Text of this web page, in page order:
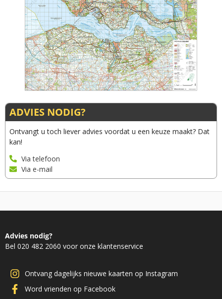
ADVIES NODIG?
Ontvangt u toch liever advies voordat u een keuze maakt? Dat
kan!
Via telefoon
Via e-mail
Advies nodig?
Bel 020 482 2060 voor onze klantenservice
Ontvang dagelijks nieuwe kaarten op Instagram
Word vrienden op Facebook